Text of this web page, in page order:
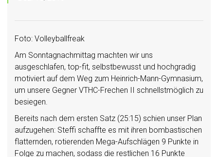
Foto: Volleyballfreak
Am Sonntagnachmittag machten wir uns
ausgeschlafen, top-fit, selbstbewusst und hochgradig
motiviert auf dem Weg zum Heinrich-Mann-Gymnasium,
um unsere Gegner VTHC-Frechen II schnellstmöglich zu
besiegen.
Bereits nach dem ersten Satz (25:15) schien unser Plan
aufzugehen: Steffi schaffte es mit ihren bombastischen
flatternden, rotierenden Mega-Aufschlägen 9 Punkte in
Folge zu machen, sodass die restlichen 16 Punkte